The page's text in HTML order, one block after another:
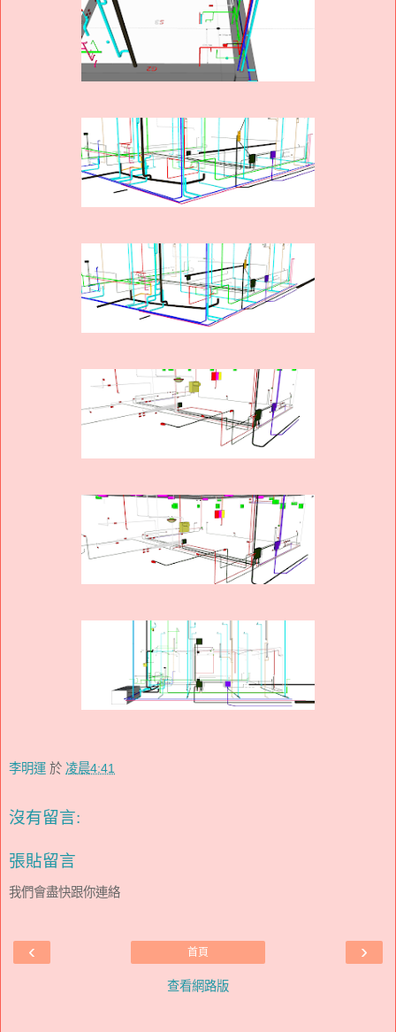
李明運 於 凌晨4:41
沒有留言:
張貼留言
我們會盡快跟你連絡
‹ ›
首頁
查看網路版